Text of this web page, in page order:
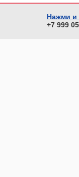
Нажми и
+7 999